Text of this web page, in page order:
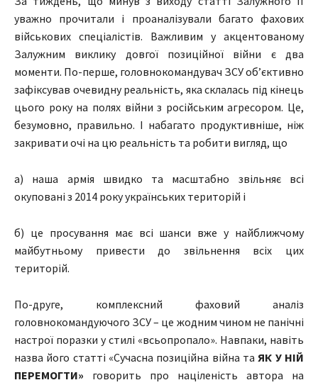
уважно прочитали і проаналізували багато фахових
військових спеціалістів. Важливим у акцентованому
Залужним виклику довгої позиційної війни є два
моменти. По-перше, головнокомандувач ЗСУ об’єктивно
зафіксував очевидну реальність, яка склалась під кінець
цього року на полях війни з російським агресором. Це,
безумовно, правильно. І набагато продуктивніше, ніж
закривати очі на цю реальність та робити вигляд, що
а) наша армія швидко та масштабно звільняє всі
окуповані з 2014 року українських територій і
б) це просування має всі шанси вже у найближчому
майбутньому привести до звільнення всіх цих
територій.
По-друге, комплексний фаховий аналіз
головнокомандуючого ЗСУ – це жодним чином не панічні
настрої поразки у стилі «всьопропало». Навпаки, навіть
назва його статті «Сучасна позиційна війна та ЯК У НІЙ
ПЕРЕМОГТИ»
говорить про націленість автора на